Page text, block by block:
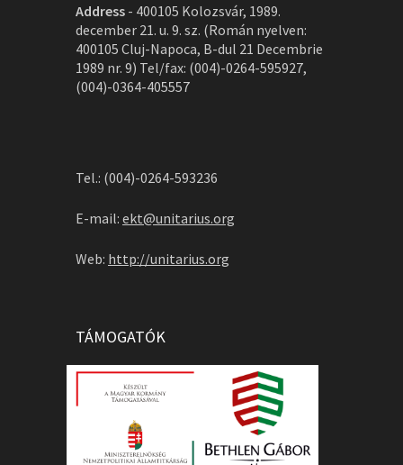
Address - 400105 Kolozsvár, 1989.
december 21. u. 9. sz. (Román nyelven:
400105 Cluj-Napoca, B-dul 21 Decembrie
1989 nr. 9) Tel/fax: (004)-0264-595927,
(004)-0364-405557
Tel.: (004)-0264-593236
E-mail: ekt@unitarius.org
Web: http://unitarius.org
TÁMOGATÓK